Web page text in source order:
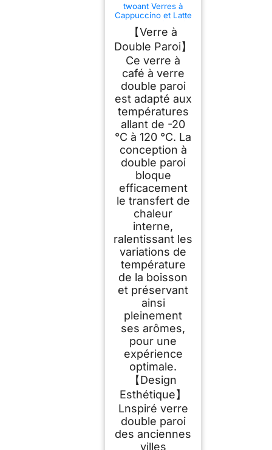
twoant Verres à
Cappuccino et Latte
Macchiato à Strié
Longitudinales,
Double Paroi (2 ×
350 ml) Verre
Borosilicate Double
Paroi Pour
Cappuccino Matcha
Jus de Thé
【Verre à
Double Paroi】
Ce verre à
café à verre
double paroi
est adapté aux
températures
allant de -20
°C à 120 °C. La
conception à
double paroi
bloque
efficacement
le transfert de
chaleur
interne,
ralentissant les
variations de
température
de la boisson
et préservant
ainsi
pleinement
ses arômes,
pour une
expérience
optimale.
【Design
Esthétique】
Lnspiré verre
double paroi
des anciennes
villes